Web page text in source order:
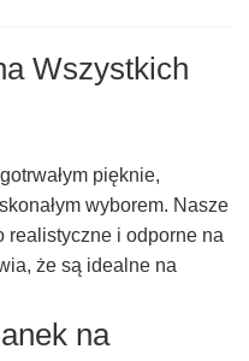
Wszystkich
pięknie,
wyborem. Nasze
realistyczne i odporne na
że są idealne na
na